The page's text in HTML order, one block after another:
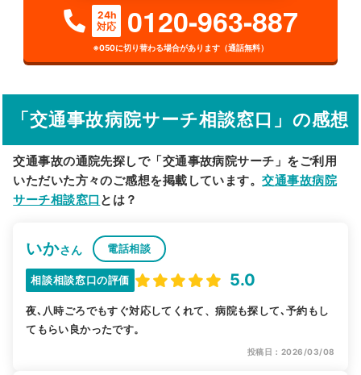
詳細条件で絞り込む
その他の検索方法
駅から探す 院名から探す
24h
対応
0120-963-887
※050に切り替わる場合があります（通話無料）
「交通事故病院サーチ相談窓口」の感想
交通事故の通院先探しで「交通事故病院サーチ」をご利用
いただいた方々のご感想を掲載しています。交通事故病院
サーチ相談窓口 とは？
いかさん 電話相談
相談相談窓口の評価 5.0
夜､八時ごろでもすぐ対応してくれて、病院も探して､予約もし
てもらい良かったです。
投稿日：2026/03/08